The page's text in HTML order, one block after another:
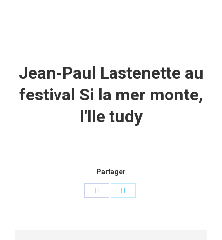
Jean-Paul Lastenette au
festival Si la mer monte,
l'Ile tudy
Partager
Partager